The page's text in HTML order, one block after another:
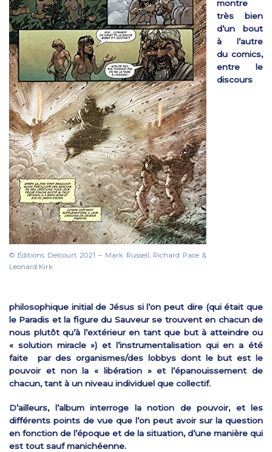
© Éditions Delcourt 2021 – Mark Russell, Richard Pace &
Leonard Kirk
montre
très bien
d’un bout
à l’autre
du comics,
entre le
discours
philosophique initial de Jésus si l’on peut dire (qui était que
le Paradis et la figure du Sauveur se trouvent en chacun de
nous plutôt qu’à l’extérieur en tant que but à atteindre ou
« solution miracle ») et l’instrumentalisation qui en a été
faite par des organismes/des lobbys dont le but est le
pouvoir et non la « libération » et l’épanouissement de
chacun, tant à un niveau individuel que collectif.
D’ailleurs, l’album interroge la notion de pouvoir, et les
différents points de vue que l’on peut avoir sur la question
en fonction de l’époque et de la situation, d’une manière qui
est tout sauf manichéenne.